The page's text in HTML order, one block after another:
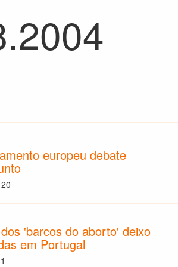
europeu debate
'barcos do aborto' deixo
em Portugal